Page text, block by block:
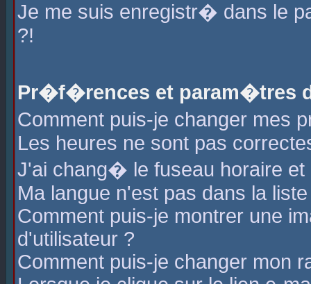
Je me suis enregistr� dans le
?!
Pr�f�rences et param�tres
Comment puis-je changer mes
Les heures ne sont pas
J'ai chang� le fuseau horaire
Ma langue n'est pas dans la
Comment puis-je montrer une
d'utilisateur ?
Comment puis-je changer mon